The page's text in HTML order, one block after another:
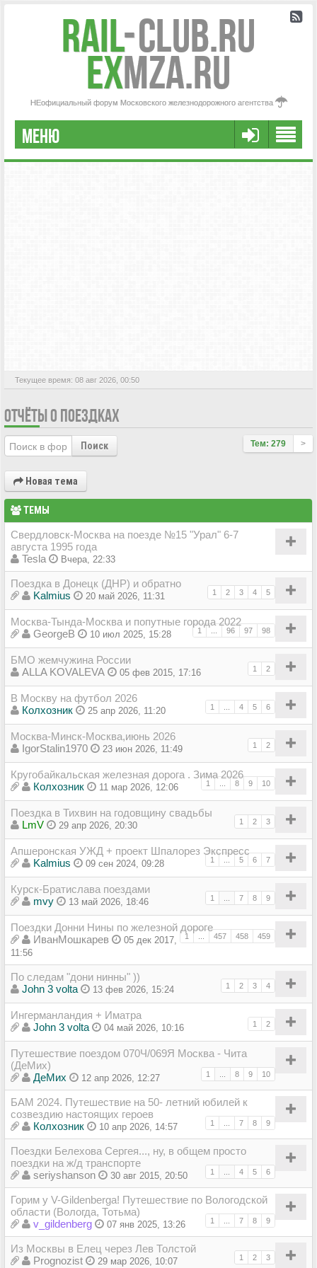
Rail-Club.RU
exMZA.RU
НЕофициальный форум Московского железнодорожного агентства
МЕНЮ
РЕГИСТРАЦИЯ
Текущее время: 08 авг 2026, 00:50
ОТЧЁТЫ О ПОЕЗДКАХ
Поиск Тем: 279 >
Новая тема
ТЕМЫ
Свердловск-Москва на поезде №15 "Урал" 6-7
августа 1995 года
Tesla
Вчера, 22:33
Поездка в Донецк (ДНР) и обратно
1 2 3 4 5
Kalmius 20 май 2026, 11:31
Москва-Тында-Москва и попутные города 2022
1 96 97 98
GeorgeB 10 июл 2025, 15:28
БМО жемчужина России
1 2
ALLA KOVALEVA 05 фев 2015, 17:16
В Москву на футбол 2026
1 4 5 6
Колхозник 25 апр 2026, 11:20
Москва-Минск-Москва,июнь 2026
1 2
IgorStalin1970 23 июн 2026, 11:49
Кругобайкальская железная дорога . Зима 2026
1 8 9 10
Колхозник 11 мар 2026, 12:06
Поездка в Тихвин на годовщину свадьбы
1 2 3
LmV 29 апр 2026, 20:30
Апшеронская УЖД + проект Шпалорез Экспресс
1 ... 5 6 7
Kalmius 09 сен 2024, 09:28
Курск-Братислава поездами
1 7 8 9
mvy 13 май 2026, 18:46
Поездки Донни Нины по железной дороге
1 457 458 459
ИванМошкарев
05 дек 2017,
11:56
По следам "дони нинны" ))
1 2 3 4
John 3 volta 13 фев 2026, 15:24
Ингерманландия + Иматра
1 2
John 3 volta 04 май 2026, 10:16
Путешествие поездом 070Ч/069Я Москва - Чита
(ДеМих)
1 8 9 10
ДеМих 12 апр 2026, 12:27
БАМ 2024. Путешествие на 50- летний юбилей к
созвездию настоящих героев
1 7 8 9
Колхозник 10 апр 2026, 14:57
Поездки Белехова Сергея..., ну, в общем просто
поездки на ж/д транспорте
1 4 5 6
seriyshanson 30 авг 2015, 20:50
Горим у V-Gildenberga! Путешествие по Вологодской
области (Вологда, Тотьма)
1 7 8 9
v_gildenberg 07 янв 2025, 13:26
Из Москвы в Елец через Лев Толстой
1 2 3
Prognozist 29 мар 2026, 10:07